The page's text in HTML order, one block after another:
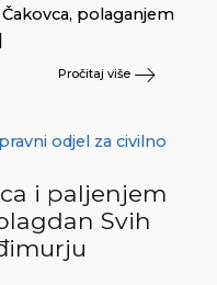
polaganjem
Pročitaj više
odjel za civilno
i paljenjem
Svih